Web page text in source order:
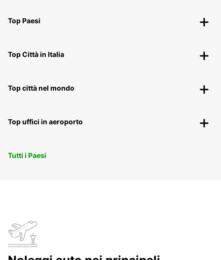
Top Paesi
Top Città in Italia
Top città nel mondo
Top uffici in aeroporto
Tutti i Paesi